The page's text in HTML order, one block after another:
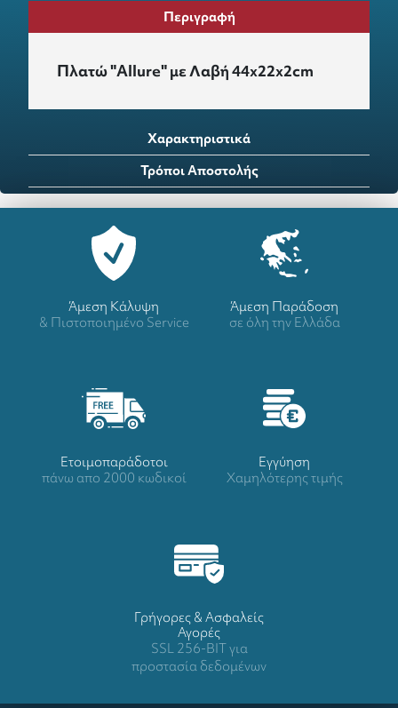
Περιγραφή
Πλατώ "Allure" με Λαβή 44x22x2cm
Χαρακτηριστικά
Τρόποι Αποστολής
Άμεση Κάλυψη
& Πιστοποιημένο Service
Άμεση Παράδοση
σε όλη την Ελλάδα
Ετοιμοπαράδοτοι
πάνω απο 2000 κωδικοί
Eγγύηση
Χαμηλότερης τιμής
Γρήγορες & Ασφαλείς
Αγορές
SSL 256-BIT για
προστασία δεδομένων